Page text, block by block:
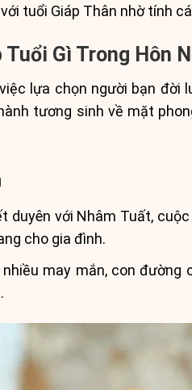
tuổi Giáp Thân nhờ tính
Gì Trong Hôn
lựa chọn người bạn
tương sinh về mặt
duyên với Nhâm Tuất,
cho gia đình.
may mắn, con đường